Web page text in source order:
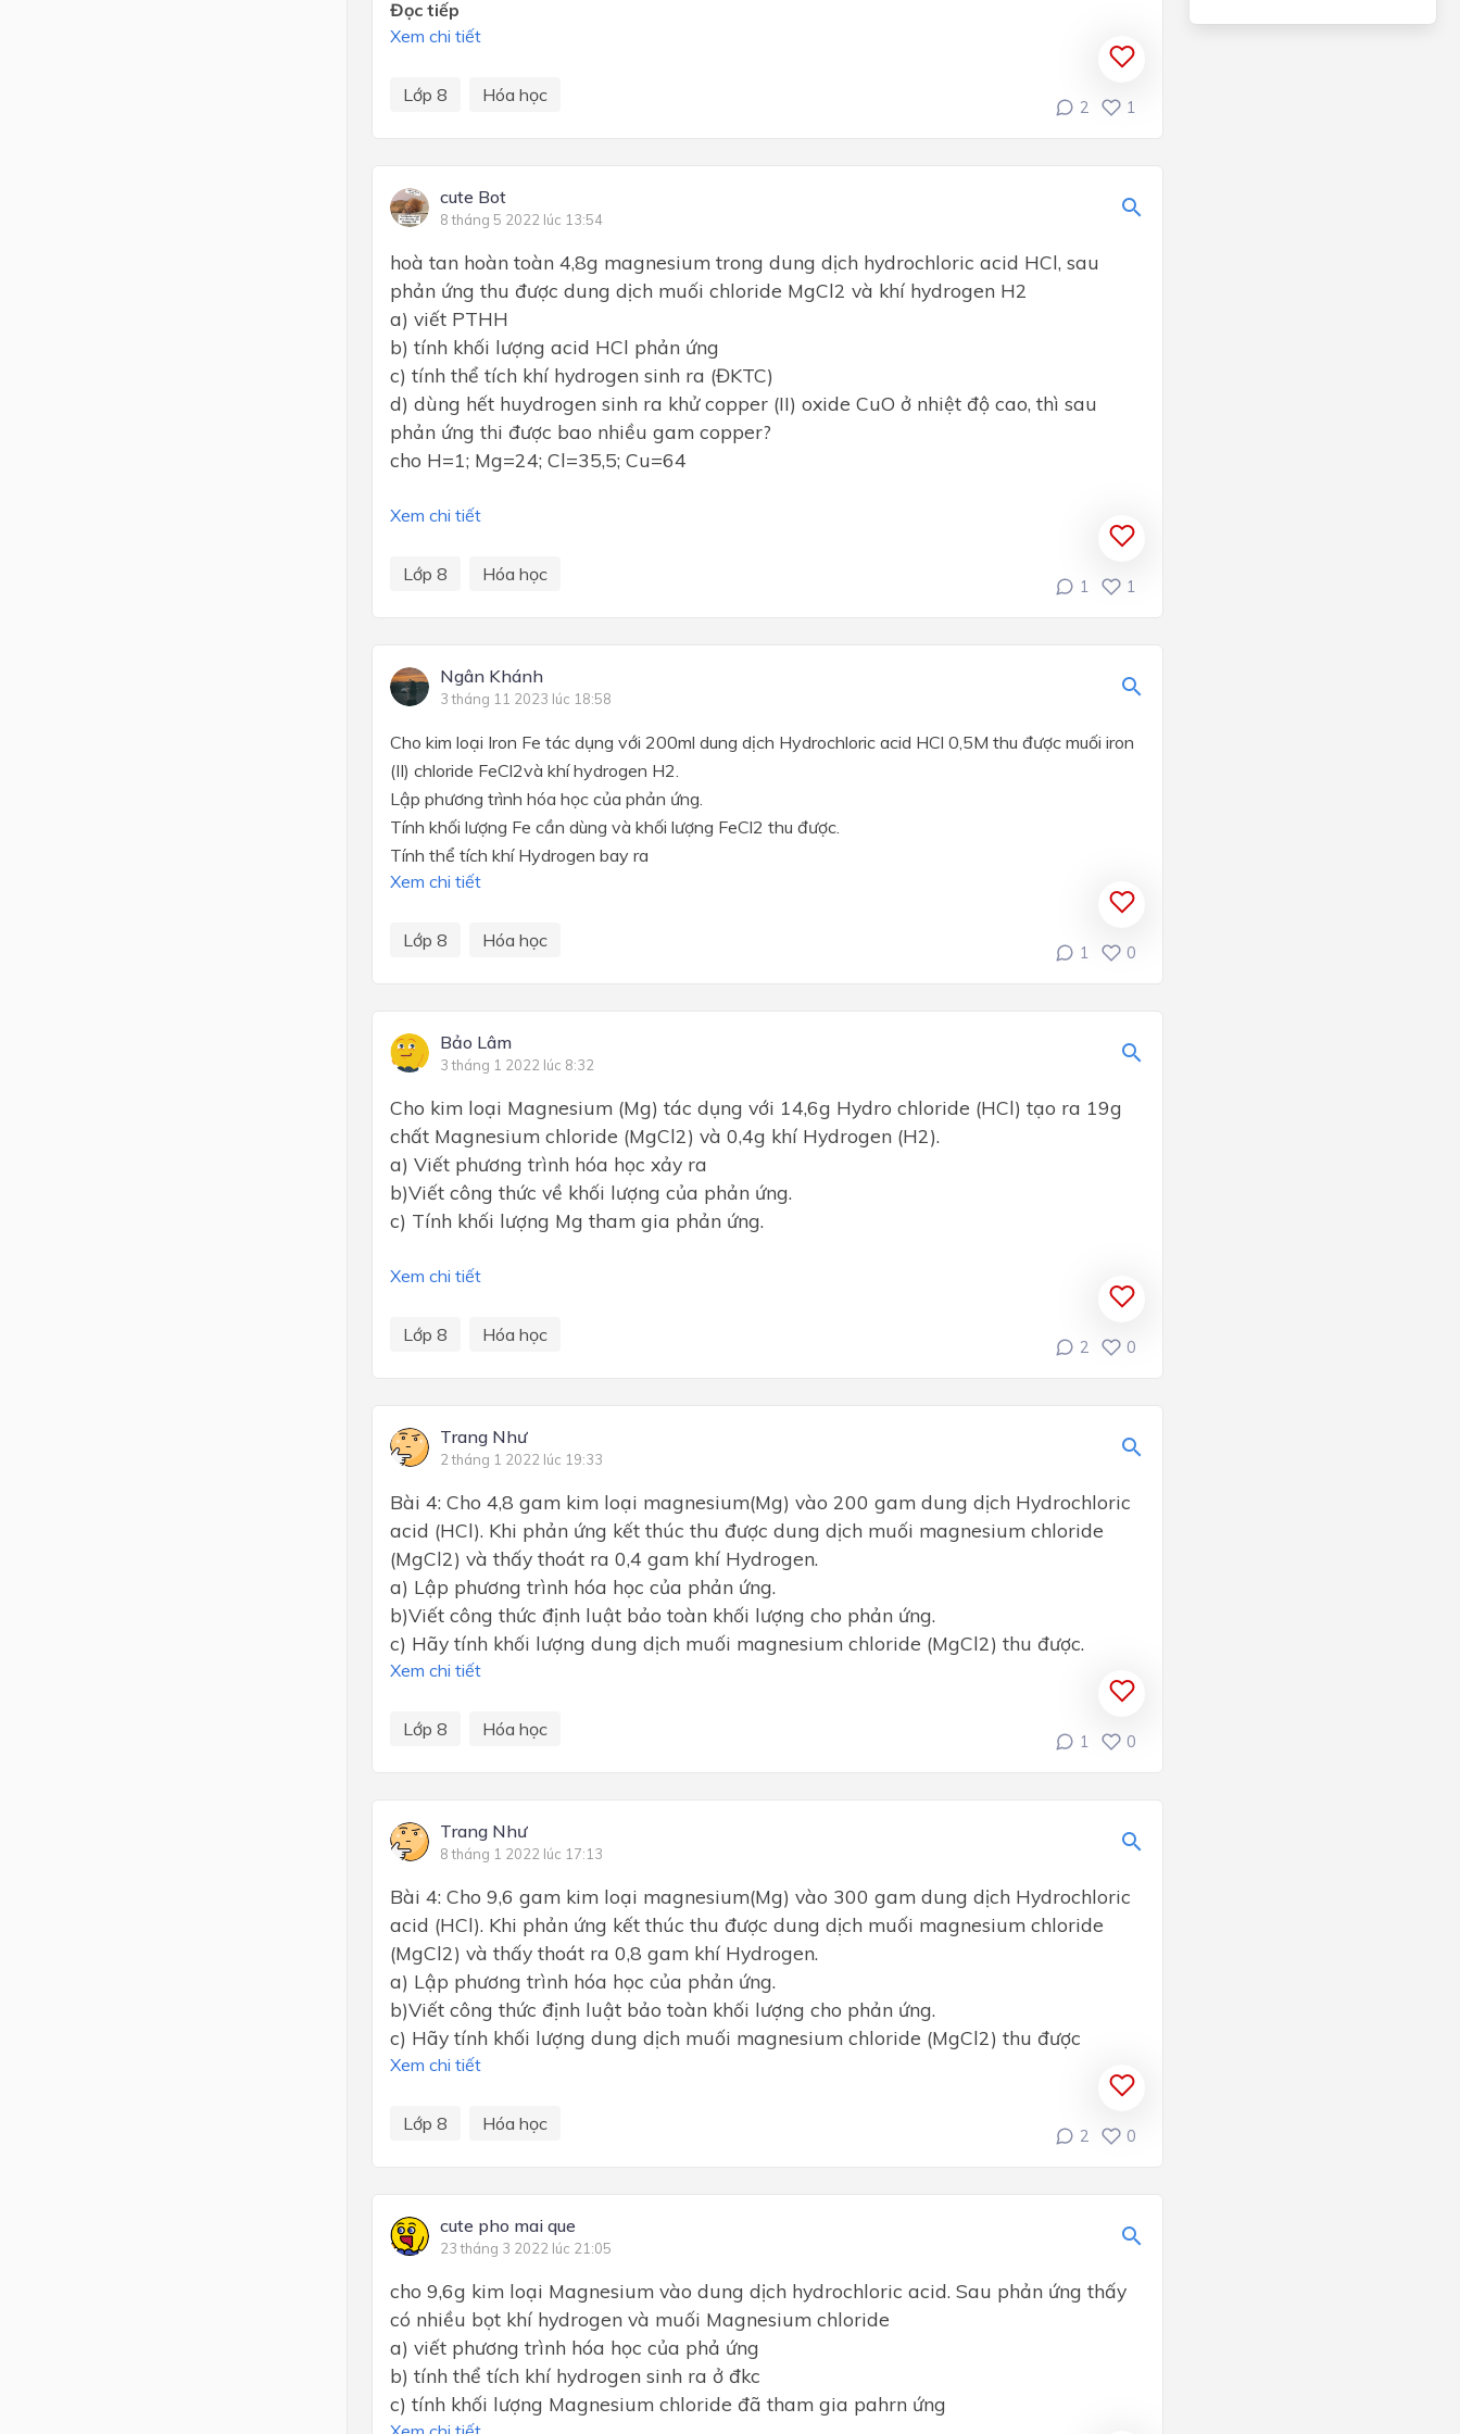
Đọc tiếp
Xem chi tiết
Lớp 8 Hóa học
2 1
cute Bot
8 tháng 5 2022 lúc 13:54
hoà tan hoàn toàn 4,8g magnesium trong dung dịch hydrochloric acid HCl, sau
phản ứng thu được dung dịch muối chloride MgCl2 và khí hydrogen H2
a) viết PTHH
b) tính khối lượng acid HCl phản ứng
c) tính thể tích khí hydrogen sinh ra (ĐKTC)
d) dùng hết huydrogen sinh ra khử copper (II) oxide CuO ở nhiệt độ cao, thì sau
phản ứng thi được bao nhiều gam copper?
cho H=1; Mg=24; Cl=35,5; Cu=64
Xem chi tiết
Lớp 8 Hóa học
1 1
Ngân Khánh
3 tháng 11 2023 lúc 18:58
Cho kim loại Iron Fe tác dụng với 200ml dung dịch Hydrochloric acid HCl 0,5M thu được muối iron
(II) chloride FeCl2và khí hydrogen H2.
Lập phương trình hóa học của phản ứng.
Tính khối lượng Fe cần dùng và khối lượng FeCl2 thu được.
Tính thể tích khí Hydrogen bay ra
Xem chi tiết
Lớp 8 Hóa học
1 0
Bảo Lâm
3 tháng 1 2022 lúc 8:32
Cho kim loại Magnesium (Mg) tác dụng với 14,6g Hydro chloride (HCl) tạo ra 19g
chất Magnesium chloride (MgCl2) và 0,4g khí Hydrogen (H2).
a) Viết phương trình hóa học xảy ra
b)Viết công thức về khối lượng của phản ứng.
c) Tính khối lượng Mg tham gia phản ứng.
Xem chi tiết
Lớp 8 Hóa học
2 0
Trang Như
2 tháng 1 2022 lúc 19:33
Bài 4: Cho 4,8 gam kim loại magnesium(Mg) vào 200 gam dung dịch Hydrochloric
acid (HCl). Khi phản ứng kết thúc thu được dung dịch muối magnesium chloride
(MgCl2) và thấy thoát ra 0,4 gam khí Hydrogen.
a) Lập phương trình hóa học của phản ứng.
b)Viết công thức định luật bảo toàn khối lượng cho phản ứng.
c) Hãy tính khối lượng dung dịch muối magnesium chloride (MgCl2) thu được.
Xem chi tiết
Lớp 8 Hóa học
1 0
Trang Như
8 tháng 1 2022 lúc 17:13
Bài 4: Cho 9,6 gam kim loại magnesium(Mg) vào 300 gam dung dịch Hydrochloric
acid (HCl). Khi phản ứng kết thúc thu được dung dịch muối magnesium chloride
(MgCl2) và thấy thoát ra 0,8 gam khí Hydrogen.
a) Lập phương trình hóa học của phản ứng.
b)Viết công thức định luật bảo toàn khối lượng cho phản ứng.
c) Hãy tính khối lượng dung dịch muối magnesium chloride (MgCl2) thu được
Xem chi tiết
Lớp 8 Hóa học
2 0
cute pho mai que
23 tháng 3 2022 lúc 21:05
cho 9,6g kim loại Magnesium vào dung dịch hydrochloric acid. Sau phản ứng thấy
có nhiều bọt khí hydrogen và muối Magnesium chloride
a) viết phương trình hóa học của phả ứng
b) tính thể tích khí hydrogen sinh ra ở đkc
c) tính khối lượng Magnesium chloride đã tham gia pahrn ứng